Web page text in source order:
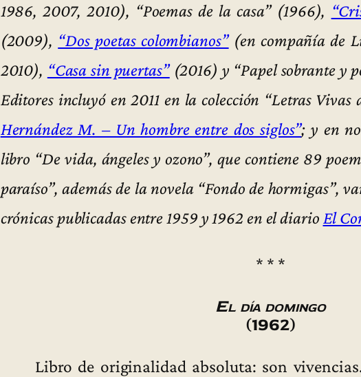
1986, 2007, 2010), “Poemas de la casa” (1966),
(2009), “Dos poetas colombianos”(en compañía de
2010), “Casa sin puertas”(2016) y “Papel sobrante y
Editores incluyó en 2011 en la colección “Letras
Hernández M. – Un hombre entre dos siglos”; y en
libro “De vida, ángeles y ozono”, que contiene 89
paraíso”, además de la novela “Fondo de hormigas”,
crónicas publicadas entre 1959 y 1962 en el diario El
* * *
El día domingo
(1962)
Libro de originalidad absoluta: son